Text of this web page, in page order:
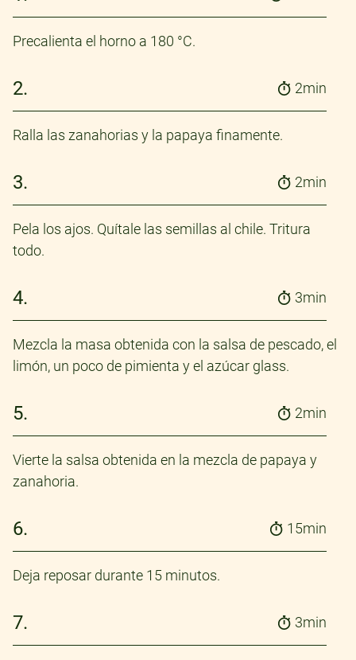
Precalienta el horno a 180 °C.
2. 2min
Ralla las zanahorias y la papaya finamente.
3. 2min
Pela los ajos. Quítale las semillas al chile. Tritura
todo.
4. 3min
Mezcla la masa obtenida con la salsa de pescado, el
limón, un poco de pimienta y el azúcar glass.
5. 2min
Vierte la salsa obtenida en la mezcla de papaya y
zanahoria.
6. 15min
Deja reposar durante 15 minutos.
7. 3min